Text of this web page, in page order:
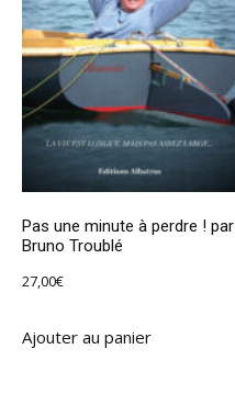
Pas une minute à perdre ! par
Bruno Troublé
27,00€
Ajouter au panier